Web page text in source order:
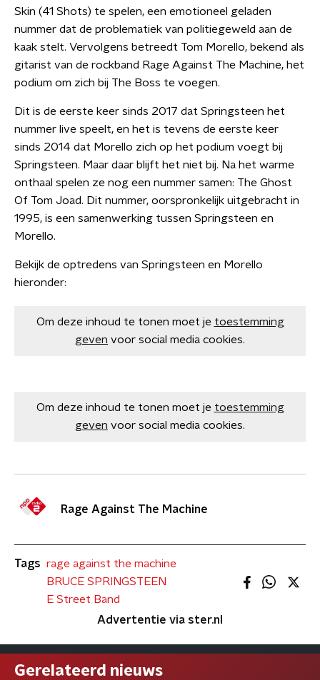
Skin (41 Shots) te spelen, een emotioneel geladen
nummer dat de problematiek van politiegeweld aan de
kaak stelt. Vervolgens betreedt Tom Morello, bekend als
gitarist van de rockband Rage Against The Machine, het
podium om zich bij The Boss te voegen.
Dit is de eerste keer sinds 2017 dat Springsteen het
nummer live speelt, en het is tevens de eerste keer
sinds 2014 dat Morello zich op het podium voegt bij
Springsteen. Maar daar blijft het niet bij. Na het warme
onthaal spelen ze nog een nummer samen: The Ghost
Of Tom Joad. Dit nummer, oorspronkelijk uitgebracht in
1995, is een samenwerking tussen Springsteen en
Morello.
Bekijk de optredens van Springsteen en Morello
hieronder:
Om deze inhoud te tonen moet je toestemming
geven voor social media cookies.
Om deze inhoud te tonen moet je toestemming
geven voor social media cookies.
Rage Against The Machine
Tags rage against the machine
BRUCE SPRINGSTEEN
E Street Band
Advertentie via ster.nl
Gerelateerd nieuws